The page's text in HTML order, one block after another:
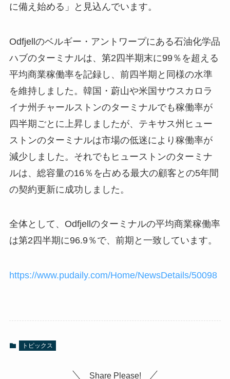
に備え始める」と見込んでいます。
Odfjellのベルギー・アントワープにある石油化学品
ハブのターミナルは、第2四半期末に99％を超える
平均商業稼働率を記録し、前四半期と同様の水準
を維持しました。韓国・蔚山や米国サウスカロラ
イナ州チャールストンのターミナルでも稼働率が
四半期ごとに上昇しましたが、テキサス州ヒュー
ストンのターミナルは市場の低迷により稼働率が
減少しました。それでもヒューストンのターミナ
ルは、総容量の16％を占める最大の顧客との5年間
の契約更新に成功しました。
全体として、Odfjellのターミナルの平均商業稼働率
は第2四半期に96.9％で、前期と一致しています。
https://www.pudaily.com/Home/NewsDetails/50098
トピックス
Share Please!